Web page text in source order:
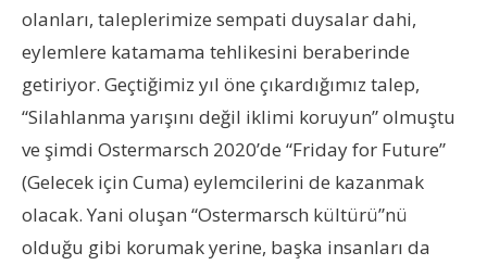
olanları, taleplerimize sempati duysalar dahi,
eylemlere katamama tehlikesini beraberinde
getiriyor. Geçtiğimiz yıl öne çıkardığımız talep,
“Silahlanma yarışını değil iklimi koruyun” olmuştu
ve şimdi Ostermarsch 2020’de “Friday for Future”
(Gelecek için Cuma) eylemcilerini de kazanmak
olacak. Yani oluşan “Ostermarsch kültürü”nü
olduğu gibi korumak yerine, başka insanları da